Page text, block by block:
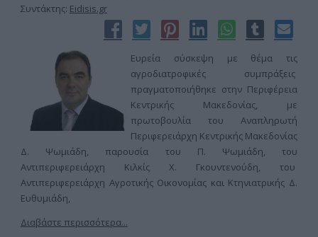
Συντάκτης: Eidisis.gr
Ευρεία σύσκεψη με θέμα τις
αγροδιατροφικές συμπράξεις
πραγματοποιήθηκε στην Περιφέρεια
Κεντρικής Μακεδονίας, με
πρωτοβουλία του Αναπληρωτή
Περιφερειάρχη Κεντρικής Μακεδονίας
Δ. Ψωμιάδη, παρουσία του Π. Ψωμιάδη, του
Αντιπεριφερειάρχη Κιλκίς Χ. Γκουντενούδη, του
Αντιπεριφερειάρχη Αγροτικής Οικονομίας και Κτηνιατρικής Δ.
Ευθυμιάδη,
Διαβάστε περισσότερα...